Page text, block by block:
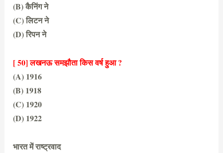
(B) कैनिंग ने
(C) लिटन ने
(D) रिपन ने
[ 50] लखनऊ समझौता किस वर्ष हुआ ?
(A) 1916
(B) 1918
(C) 1920
(D) 1922
भारत में राष्ट्रवाद